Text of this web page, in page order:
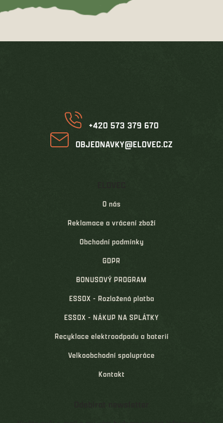
+420 573 379 670
OBJEDNAVKY@ELOVEC.CZ
O nás
Reklamace a vrácení zboží
Obchodní podmínky
GDPR
BONUSOVÝ PROGRAM
ESSOX - Rozložená platba
ESSOX - NÁKUP NA SPLÁTKY
Recyklace elektroodpadu a baterií
Velkoobchodní spolupráce
Kontakt